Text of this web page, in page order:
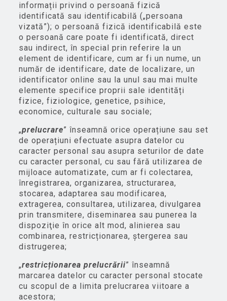
informații privind o persoană fizică
identificată sau identificabilă („persoana
vizată”); o persoană fizică identificabilă este
o persoană care poate fi identificată, direct
sau indirect, în special prin referire la un
element de identificare, cum ar fi un nume, un
număr de identificare, date de localizare, un
identificator online sau la unul sau mai multe
elemente specifice proprii sale identități
fizice, fiziologice, genetice, psihice,
economice, culturale sau sociale;
„prelucrare” înseamnă orice operațiune sau set
de operațiuni efectuate asupra datelor cu
caracter personal sau asupra seturilor de date
cu caracter personal, cu sau fără utilizarea de
mijloace automatizate, cum ar fi colectarea,
înregistrarea, organizarea, structurarea,
stocarea, adaptarea sau modificarea,
extragerea, consultarea, utilizarea, divulgarea
prin transmitere, diseminarea sau punerea la
dispoziţie în orice alt mod, alinierea sau
combinarea, restricționarea, ștergerea sau
distrugerea;
„restricționarea prelucrării” înseamnă
marcarea datelor cu caracter personal stocate
cu scopul de a limita prelucrarea viitoare a
acestora;